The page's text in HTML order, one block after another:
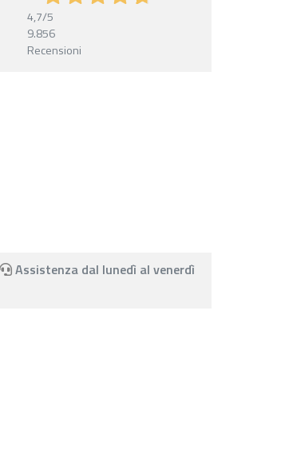
4,7/5
9.856
Recensioni
Assistenza dal lunedì al venerdì